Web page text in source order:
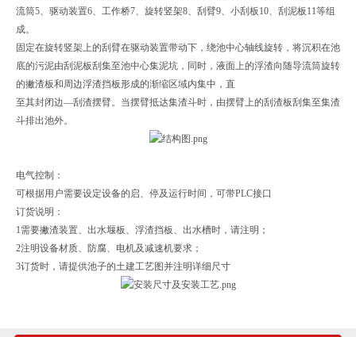
流筒5、驱动装置6、工作桥7、旋转竖架8、刮臂9、小刮板10、刮泥板11等组
成。
固定在旋转竖架上的刮臂在驱动装置带动下，绕池中心轴线旋转，将沉积在池
底的污泥由刮泥板刮集至池中心集泥坑，同时，液面上的浮渣向随导流筒旋转
的撇渣板和周边浮渣挡板形成的渐缩区域内集中，直
至其封闭边—刮渣摆臂。当摆臂抵达集渣斗时，由摆臂上的刮渣板刮集至集渣
斗排出池外。
电气控制：
可根据用户需要设定设备的启、停及运行时间，可带PLC接口
订货说明：
1需要撇渣装置、出水堰板、浮渣挡板、出水槽时，请注明；
2注明设备材质、防腐、电机及减速机要求；
3订货时，请提供池子的土建工艺图并注明详细尺寸